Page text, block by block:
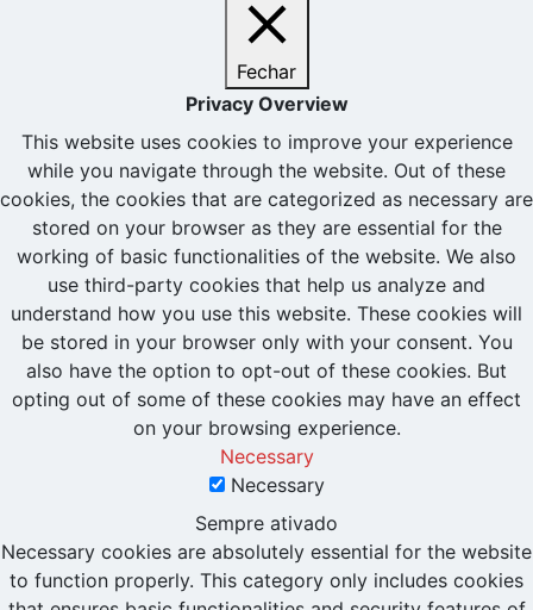
Fechar
Privacy Overview
This website uses cookies to improve your experience
while you navigate through the website. Out of these
cookies, the cookies that are categorized as necessary are
stored on your browser as they are essential for the
working of basic functionalities of the website. We also
use third-party cookies that help us analyze and
understand how you use this website. These cookies will
be stored in your browser only with your consent. You
also have the option to opt-out of these cookies. But
opting out of some of these cookies may have an effect
on your browsing experience.
Necessary
Necessary
Sempre ativado
Necessary cookies are absolutely essential for the website
to function properly. This category only includes cookies